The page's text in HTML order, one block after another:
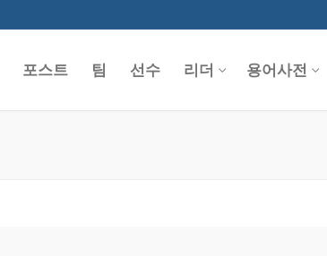
포스트 팀 선수 리더 용어사전